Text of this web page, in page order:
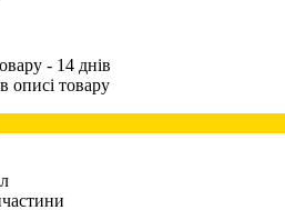
- 14 днів
описі товару